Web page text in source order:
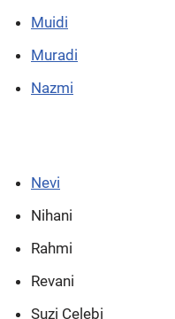
Muidi
Muradi
Nazmi
Nevi
Nihani
Rahmi
Revani
Suzi Çelebi